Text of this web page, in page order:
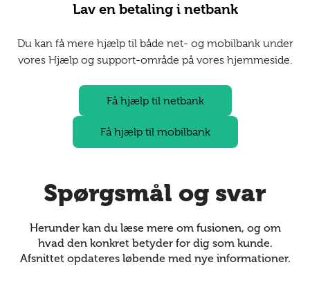
Lav en betaling i netbank
Du kan få mere hjælp til både net- og mobilbank under
vores Hjælp og support-område på vores hjemmeside.
Få hjælp til netbank
Få hjælp til mobilbank
Spørgsmål og svar
Herunder kan du læse mere om fusionen, og om
hvad den konkret betyder for dig som kunde.
Afsnittet opdateres løbende med nye informationer.